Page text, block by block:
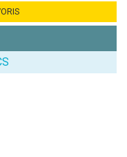
que mon avis